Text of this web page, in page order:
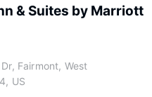
& Suites by Marriott
Fairmont, West
US